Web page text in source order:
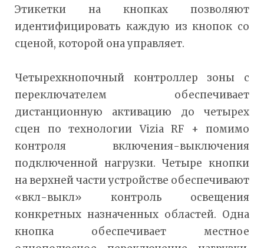
Этикетки на кнопках позволяют
идентифицировать каждую из кнопок со
сценой, которой она управляет.
Четырехкнопочный контроллер зоны с
переключателем обеспечивает
дистанционную активацию до четырех
сцен по технологии Vizia RF + помимо
контроля включения-выключения
подключенной нагрузки. Четыре кнопки
на верхней части устройстве обеспечивают
«вкл-выкл» контроль освещения
конкретных назначенных областей. Одна
кнопка обеспечивает местное